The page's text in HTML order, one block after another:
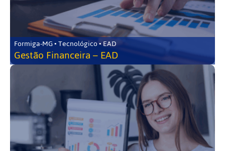
Formiga-MG • Tecnológico • EAD
Gestão Financeira – EAD